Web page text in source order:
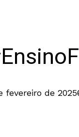
fevereiro de 2025